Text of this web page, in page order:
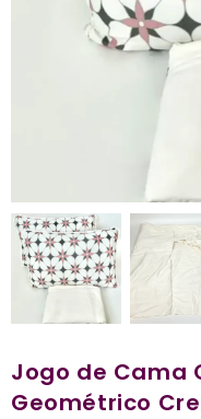
Jogo de Cama
Geométrico